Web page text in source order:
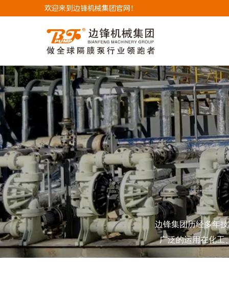
欢迎来到边锋机械集团官网！
边锋集团历经多年
广泛的运用在化工